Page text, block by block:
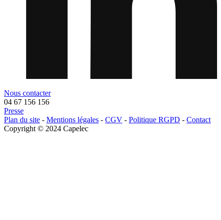
Nous contacter
04 67 156 156
Presse
Menu
legals
Plan du site - Mentions légales - CGV - Politique RGPD - Contact
Copyright © 2024 Capelec